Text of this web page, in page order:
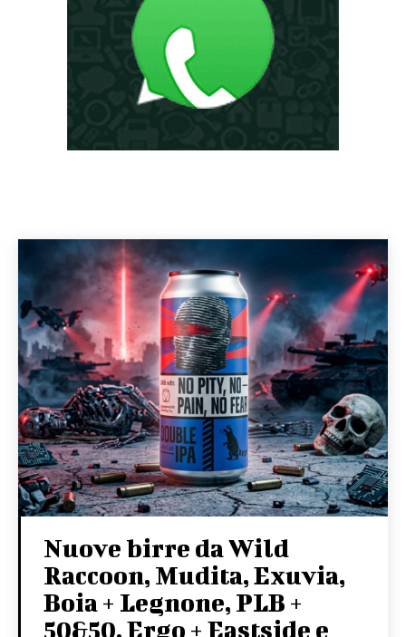
Nuove birre da Wild
Raccoon, Mudita, Exuvia,
Boia + Legnone, PLB +
50&50, Ergo + Eastside e